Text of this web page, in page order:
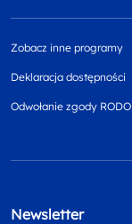
Zobacz inne programy
Deklaracja dostępności
Odwołanie zgody RODO
Newsletter